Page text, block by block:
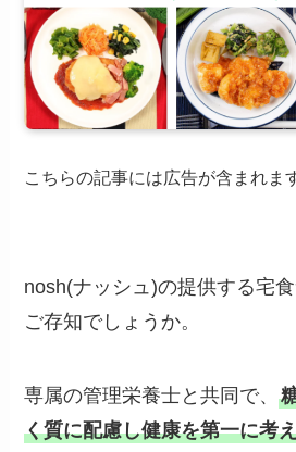
こちらの記事には広告が含まれま
nosh(ナッシュ)の提供する宅
ご存知でしょうか。
専属の管理栄養士と共同で、
く質に配慮し健康を第一に考